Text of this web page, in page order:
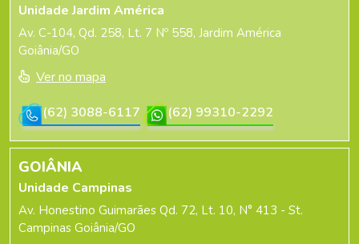
Unidade Jardim América
Av. C-104, Qd. 258, Lt. 7 Nº 558, Jardim América
Goiânia/GO
Ver no mapa
(62) 3088-6117
(62) 99310-2292
GOIÂNIA
Unidade Campinas
Av. Honestino Guimarães Qd. 72, Lt. 10, N° 413 - St.
Campinas Goiânia/GO